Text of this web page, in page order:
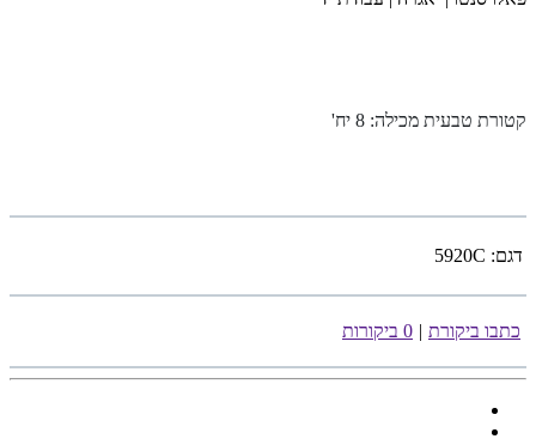
קטורת טבעית מכילה: 8 יח '
דגם: 5920C
כתבו ביקורת | 0 ביקורות